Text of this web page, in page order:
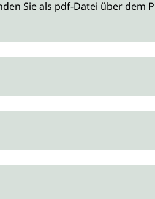
Sie als pdf-Datei über dem